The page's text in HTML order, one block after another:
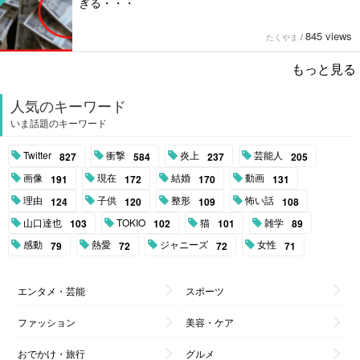
たくやま / 845 views
もっと見る
人気のキーワード
いま話題のキーワード
Twitter 827 衝撃 584 炎上 237 芸能人 205
画像 191 現在 172 結婚 170 動画 131
理由 124 子供 120 整形 109 怖い話 108
山口達也 103 TOKIO 102 猫 101 雑学 89
感動 79 熱愛 72 ジャニーズ 72 女性 71
エンタメ・芸能 スポーツ
ファッション 美容・ケア
おでかけ・旅行 グルメ